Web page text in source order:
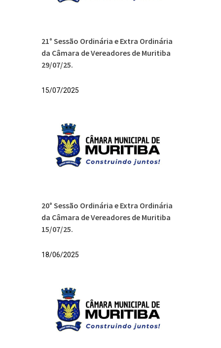
21° Sessão Ordinária e Extra Ordinária
da Câmara de Vereadores de Muritiba
29/07/25.
15/07/2025
20° Sessão Ordinária e Extra Ordinária
da Câmara de Vereadores de Muritiba
15/07/25.
18/06/2025